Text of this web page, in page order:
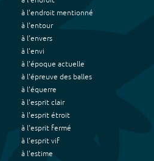
à l'endroit mentionné
à l'entour
à l'envers
à l'envi
à l'époque actuelle
à l'épreuve des balles
à l'équerre
à l'esprit clair
à l'esprit étroit
à l'esprit fermé
à l'esprit vif
à l'estime